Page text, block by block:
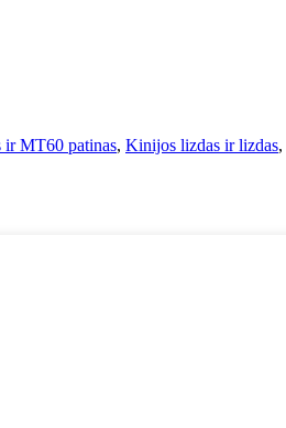
MT60 patinas, Kinijos lizdas ir lizdas,